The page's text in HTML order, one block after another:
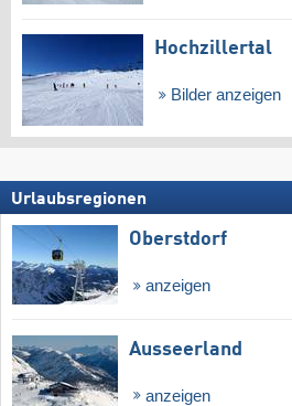
Hochzillertal
Bilder anzeigen
Urlaubsregionen
Oberstdorf
anzeigen
Ausseerland
anzeigen